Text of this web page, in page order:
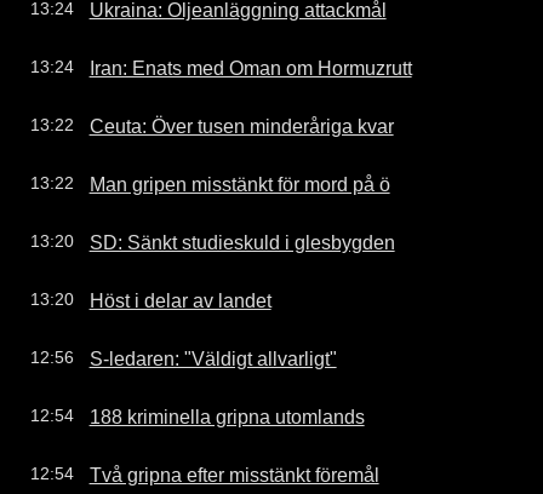
13:24 Ukraina: Oljeanläggning attackmål
13:24 Iran: Enats med Oman om Hormuzrutt
13:22 Ceuta: Över tusen minderåriga kvar
13:22 Man gripen misstänkt för mord på ö
13:20 SD: Sänkt studieskuld i glesbygden
13:20 Höst i delar av landet
12:56 S-ledaren: "Väldigt allvarligt"
12:54 188 kriminella gripna utomlands
12:54 Två gripna efter misstänkt föremål